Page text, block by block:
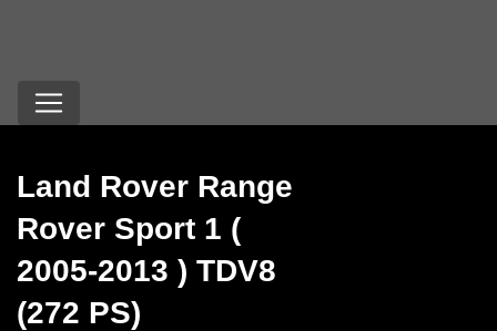
Land Rover Range
Rover Sport 1 (
2005-2013 ) TDV8
(272 PS)